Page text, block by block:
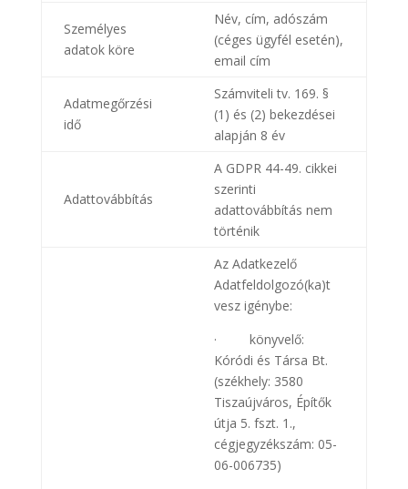
Személyes
adatok köre
Név, cím, adószám
(céges ügyfél esetén),
email cím
Adatmegőrzési
idő
Számviteli tv. 169. §
(1) és (2) bekezdései
alapján 8 év
Adattovábbítás
A GDPR 44-49. cikkei
szerinti
adattovábbítás nem
történik
Az Adatkezelő
Adatfeldolgozó(ka)t
vesz igénybe:
· könyvelő:
Kóródi és Társa Bt.
(székhely: 3580
Tiszaújváros, Építők
útja 5. fszt. 1.,
cégjegyzékszám: 05-
06-006735)